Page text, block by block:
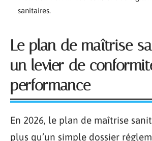
sanitaires.
Le plan de maîtrise
un levier de
performance
En 2026, le plan de maîtrise
plus qu’un simple dossier